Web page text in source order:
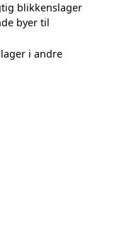
blikkenslager
byer til
i andre